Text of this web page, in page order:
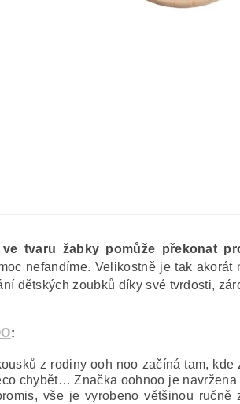
ve tvaru žabky pomůže překonat
nefandíme. Velikostně je tak
dětských zoubků díky své tvrdosti,
:
z rodiny ooh noo začíná tam,
chybět… Značka oohnoo je
vše je vyrobeno většinou ručně